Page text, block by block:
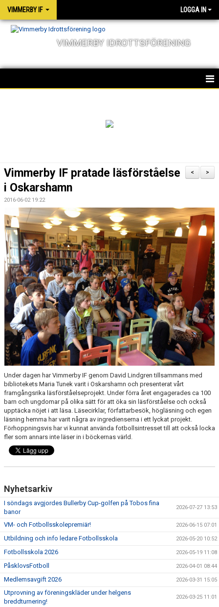
VIMMERBY IF LOGGA IN
VIMMERBY IDROTTSFÖRENING
OM FÖRENINGEN
BARN & UNGDOMSVERKSAMHET
STÖTTA VIF
KONTAKT / BOKNING
>
<
Vimmerby IF pratade läsförståelse
i Oskarshamn
2016-06-02 19:22
Under dagen har Vimmerby IF genom David Lindgren tillsammans med
bibliotekets Maria Tunek varit i Oskarshamn och presenterat vårt
framgångsrika läsförståelseprojekt. Under förra året engagerades ca 100
barn och ungdomar på olika sätt för att öka sin läsförståelse och också
upptäcka nöjet i att läsa. Läsecirklar, författarbesök, högläsning och egen
läsning hemma har varit några av ingredienserna i ett lyckat projekt.
Förhoppningsvis har vi kunnat använda fotbollsintresset till att också locka
fler som annars inte läser in i böckernas värld.
Nyhetsarkiv
I söndags avgjordes Bullerby Cup-golfen på Tobos fina
banor
2026-07-27 13:53
VM- och Fotbollsskolepremiär! 2026-06-15 07:01
Utbildning och info ledare Fotbollsskola 2026-05-20 10:52
Fotbollsskola 2026 2026-05-19 11:08
PåsklovsFotboll 2026-04-01 08:44
Medlemsavgift 2026 2026-03-31 15:05
Utprovning av föreningskläder under helgens
breddturnering!
2026-03-25 11:01